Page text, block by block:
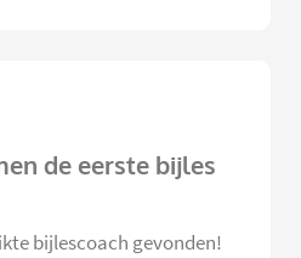
de eerste bijles
bijlescoach gevonden!